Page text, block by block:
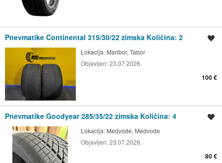
Pnevmatike Continental 315/30/22 zimska Količina: 2
Lokacija: Maribor, Tabor
Objavljen:23.07.2026.
100 €
Pnevmatike Goodyear 285/35/22 zimska Količina: 4
Lokacija: Medvode, Medvode
Objavljen:23.07.2026.
80 €